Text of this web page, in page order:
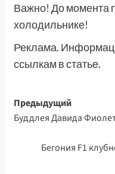
Важно! До момента
холодильнике!
Реклама.
ссылкам в статье.
Навигация
записи
Предыдущий
Буддлея Давида
Бегония F1